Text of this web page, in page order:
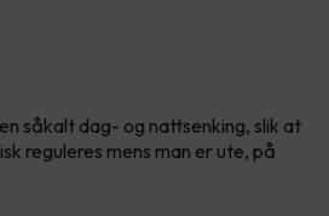
såkalt dag- og nattsenking, slik at
reguleres mens man er ute, på